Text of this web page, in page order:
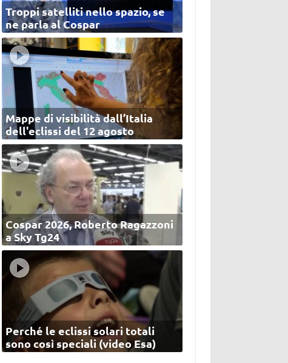
Troppi satelliti nello spazio, se
ne parla al Cospar
Mappe di visibilità dall’Italia
dell'eclissi del 12 agosto
Cospar 2026, Roberto Ragazzoni
a Sky Tg24
Perché le eclissi solari totali
sono così speciali (video Esa)